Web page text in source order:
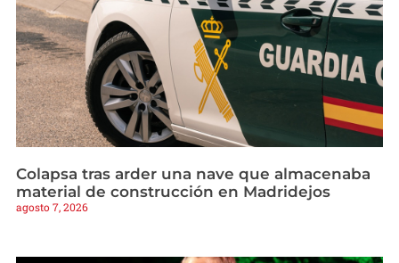
Colapsa tras arder una nave que almacenaba
material de construcción en Madridejos
agosto 7, 2026